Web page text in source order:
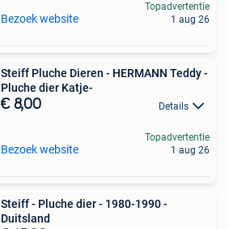
Bezoek website
Topadvertentie
1 aug 26
Steiff Pluche Dieren - HERMANN Teddy -
Pluche dier Katje-
€ 8,00 Details
Bezoek website
Topadvertentie
1 aug 26
Steiff - Pluche dier - 1980-1990 -
Duitsland